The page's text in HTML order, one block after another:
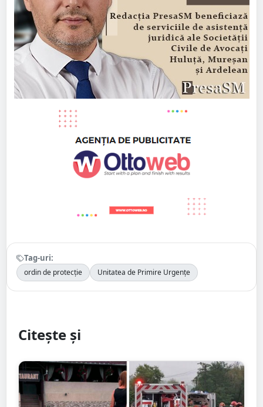
Tag-uri:
ordin de protecție Unitatea de Primire Urgențe
Citește și